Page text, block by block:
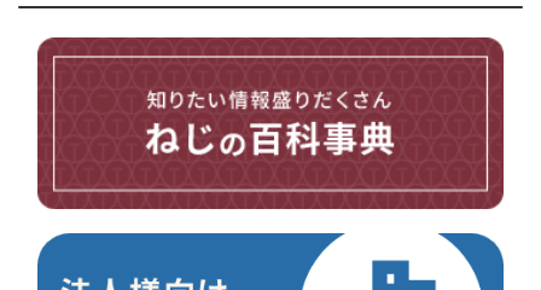
ユニファイねじ
その他ねじ